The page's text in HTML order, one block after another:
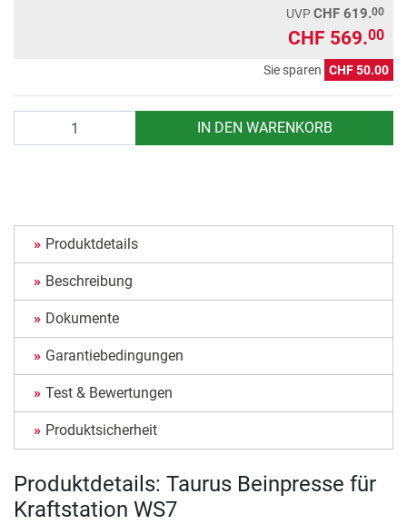
UVPCHF 619.00
CHF 569.00
Sie sparen CHF 50.00
IN DEN WARENKORB
Produktdetails
Beschreibung
Dokumente
Garantiebedingungen
Test & Bewertungen
Produktsicherheit
Produktdetails: Taurus Beinpresse für
Kraftstation WS7